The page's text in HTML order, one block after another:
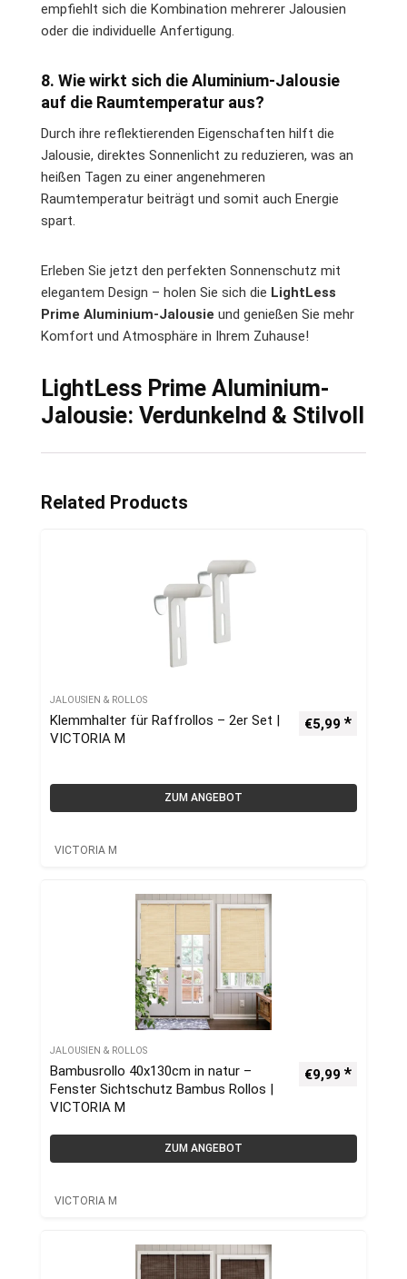
empfiehlt sich die Kombination mehrerer Jalousien
oder die individuelle Anfertigung.
8. Wie wirkt sich die Aluminium-Jalousie
auf die Raumtemperatur aus?
Durch ihre reflektierenden Eigenschaften hilft die
Jalousie, direktes Sonnenlicht zu reduzieren, was an
heißen Tagen zu einer angenehmeren
Raumtemperatur beiträgt und somit auch Energie
spart.
Erleben Sie jetzt den perfekten Sonnenschutz mit
elegantem Design – holen Sie sich die LightLess
Prime Aluminium-Jalousie und genießen Sie mehr
Komfort und Atmosphäre in Ihrem Zuhause!
LightLess Prime Aluminium-
Jalousie: Verdunkelnd & Stilvoll
Related Products
JALOUSIEN & ROLLOS
Klemmhalter für Raffrollos – 2er Set |
VICTORIA M
€5,99
ZUM ANGEBOT
VICTORIA M
JALOUSIEN & ROLLOS
Bambusrollo 40x130cm in natur –
Fenster Sichtschutz Bambus Rollos |
VICTORIA M
€9,99
ZUM ANGEBOT
VICTORIA M